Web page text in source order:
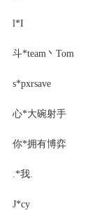
l*I
斗*team丶Tom
s*pxrsave
心*大碗射手
你*拥有博弈
.*我.
J*cy